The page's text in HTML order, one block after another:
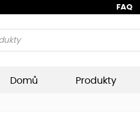
FAQ
Domů Produkty